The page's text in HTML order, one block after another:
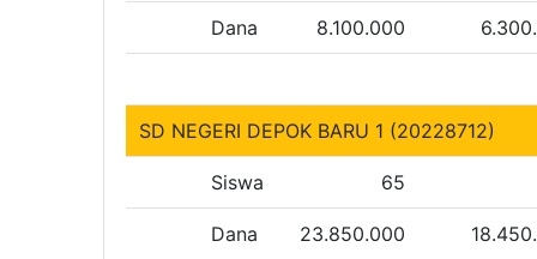
Dana 8.100.000
SD NEGERI DEPOK BARU 1 (20228712)
Siswa 65
Dana 23.850.000